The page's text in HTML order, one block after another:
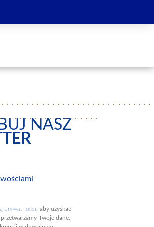
NASZ
prywatności, aby uzyskać
Twoje dane.